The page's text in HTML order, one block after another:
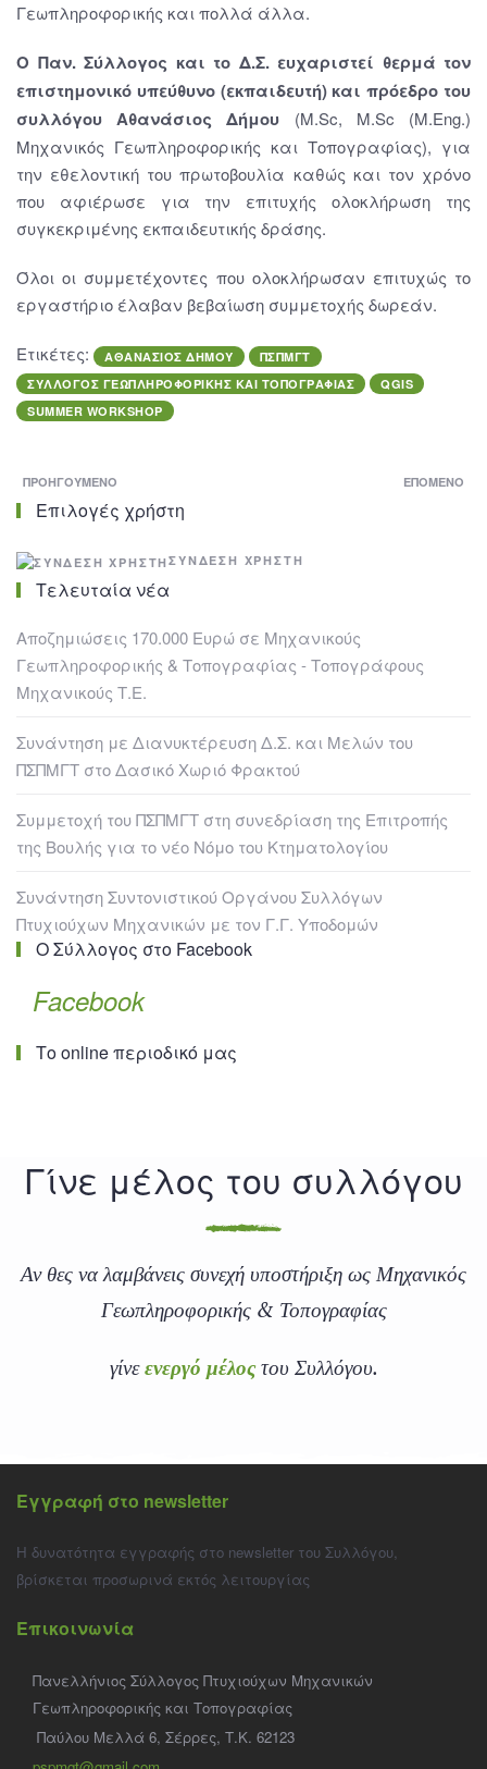
Γεωπληροφορικής και πολλά άλλα.
Ο Παν. Σύλλογος και το Δ.Σ. ευχαριστεί θερμά τον
επιστημονικό υπεύθυνο (εκπαιδευτή) και πρόεδρο του
συλλόγου Αθανάσιος Δήμου (M.Sc, M.Sc (M.Eng.)
Μηχανικός Γεωπληροφορικής και Τοπογραφίας), για
την εθελοντική του πρωτοβουλία καθώς και τον χρόνο
που αφιέρωσε για την επιτυχής ολοκλήρωση της
συγκεκριμένης εκπαιδευτικής δράσης.
Όλοι οι συμμετέχοντες που ολοκλήρωσαν επιτυχώς το
εργαστήριο έλαβαν βεβαίωση συμμετοχής δωρεάν.
Ετικέτες: ΑΘΑΝΆΣΙΟΣ ΔΉΜΟΥ
ΠΣΠΜΓΤ
ΣΥΛΛΟΓΟΣ ΓΕΩΠΛΗΡΟΦΟΡΙΚΗΣ ΚΑΙ ΤΟΠΟΓΡΑΦΙΑΣ
QGIS
SUMMER WORKSHOP
ΠΡΟΗΓΟΎΜΕΝΟ ΕΠΌΜΕΝΟ
Επιλογές χρήστη
ΣΎΝΔΕΣΗ ΧΡΉΣΤΗ
Τελευταία νέα
Αποζημιώσεις 170.000 Ευρώ σε Μηχανικούς
Γεωπληροφορικής & Τοπογραφίας - Τοπογράφους
Μηχανικούς Τ.Ε.
Συνάντηση με Διανυκτέρευση Δ.Σ. και Μελών του
ΠΣΠΜΓΤ στο Δασικό Χωριό Φρακτού
Συμμετοχή του ΠΣΠΜΓΤ στη συνεδρίαση της Επιτροπής
της Βουλής για το νέο Νόμο του Κτηματολογίου
Συνάντηση Συντονιστικού Οργάνου Συλλόγων
Πτυχιούχων Μηχανικών με τον Γ.Γ. Υποδομών
Ο Σύλλογος στο Facebook
Facebook
Το online περιοδικό μας
Γίνε μέλος του συλλόγου
Αν θες να λαμβάνεις συνεχή υποστήριξη ως Μηχανικός
Γεωπληροφορικής & Τοπογραφίας
γίνεενεργό μέλοςτου Συλλόγου.
Εγγραφή στο newsletter
Η δυνατότητα εγγραφής στο newsletter του Συλλόγου,
βρίσκεται προσωρινά εκτός λειτουργίας
Επικοινωνία
Πανελλήνιος Σύλλογος Πτυχιούχων Μηχανικών
Γεωπληροφορικής και Τοπογραφίας
Παύλου Μελλά 6, Σέρρες, Τ.Κ. 62123